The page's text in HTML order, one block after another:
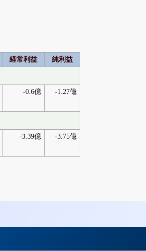
経常利益 純利益
-0.6億 -1.27億
-3.39億 -3.75億